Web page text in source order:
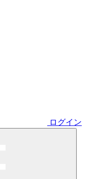
ログイン